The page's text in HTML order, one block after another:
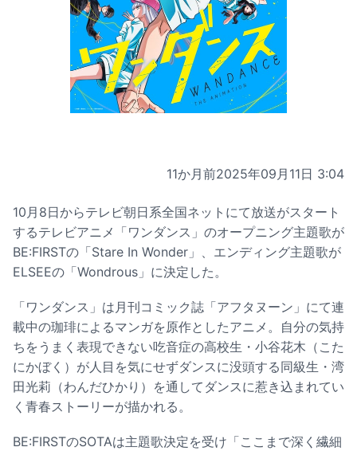
11か月前2025年09月11日 3:04
10月8日からテレビ朝日系全国ネットにて放送がスタート
するテレビアニメ「ワンダンス」のオープニング主題歌が
BE:FIRSTの「Stare In Wonder」、エンディング主題歌が
ELSEEの「Wondrous」に決定した。
「ワンダンス」は月刊コミック誌「アフタヌーン」にて連
載中の珈琲によるマンガを原作としたアニメ。自分の気持
ちをうまく表現できない吃音症の高校生・小谷花木（こた
にかぼく）が人目を気にせずダンスに没頭する同級生・湾
田光莉（わんだひかり）を通してダンスに惹き込まれてい
く青春ストーリーが描かれる。
BE:FIRSTのSOTAは主題歌決定を受け「ここまで深く繊細